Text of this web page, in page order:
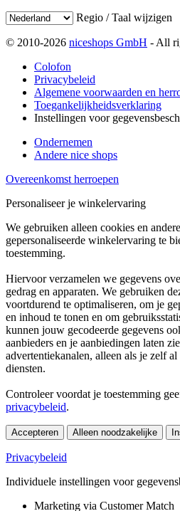
Regio / Taal wijzigen
© 2010-2026 niceshops GmbH - All
Colofon
Privacybeleid
Algemene voorwaarden en
Toegankelijkheidsverklaring
Instellingen voor
Ondernemen
Andere nice shops
Overeenkomst herroepen
Personaliseer je winkelervaring
We gebruiken alleen cookies en
gepersonaliseerde winkelervaring te
toestemming.
Hiervoor verzamelen we gegevens
gedrag en apparaten. We gebruiken
voortdurend te optimaliseren, om je
en inhoud te tonen en om
kunnen jouw gecodeerde gegevens
aanbieders en je aanbiedingen laten
advertentiekanalen, alleen als je zelf
diensten.
Controleer voordat je toestemming
privacybeleid.
Accepteren Alleen noodzakelijke
Privacybeleid
Individuele instellingen voor
Marketing via Customer Match